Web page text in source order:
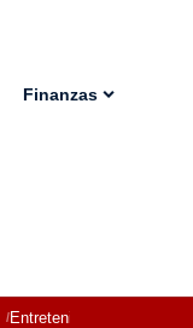
Finanzas
Entretenimiento